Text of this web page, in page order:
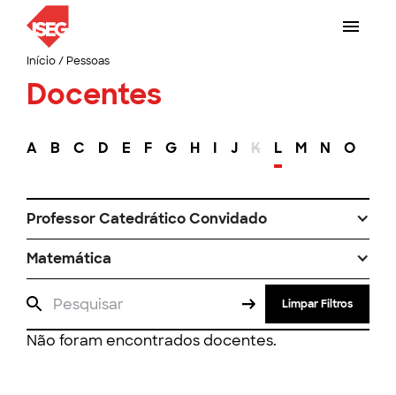
Início/ Pessoas
Docentes
A B C D E F G H I J K L M N O
Professor Catedrático Convidado
Matemática
Limpar Filtros
Não foram encontrados docentes.